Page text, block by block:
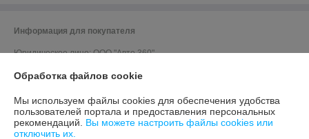
Информация для покупателя
Юридическое лицо:ООО "Авто 360"
УНП: 191635176
Регистрационный орган: Мингорисполком
Обработка файлов cookie
Мы используем файлы cookies для обеспечения удобства
пользователей портала и предоставления персональных
рекомендаций. Вы можете настроить файлы cookies или
отключить их.